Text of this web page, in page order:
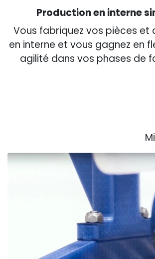
Production en interne
Vous fabriquez vos pièces et
en interne et vous gagnez en
agilité dans vos phases de